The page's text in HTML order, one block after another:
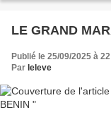
LE GRAND
Publié le 25/09/2025 à
Par leleve